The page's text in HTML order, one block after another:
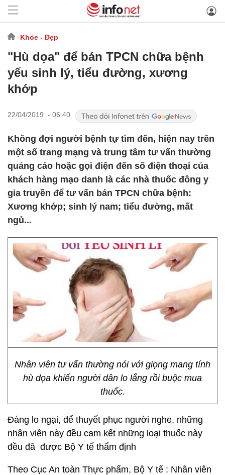
Khỏe - Đẹp
"Hù dọa" để bán TPCN chữa bệnh
yếu sinh lý, tiểu đường, xương
khớp
22/04/2019 - 06:40
Không đợi người bệnh tự tìm đến, hiện nay trên
một số trang mạng và trung tâm tư vấn thường
quảng cáo hoặc gọi điện đến số điện thoại của
khách hàng mạo danh là các nhà thuốc đông y
gia truyền để tư vấn bán TPCN chữa bệnh:
Xương khớp; sinh lý nam; tiểu đường, mất
ngủ...
Nhân viên tư vấn thường nói với giọng mang tính
hù dọa khiến người dân lo lắng rồi buộc mua
thuốc.
Đáng lo ngại, để thuyết phục người nghe, những
nhân viên này đều cam kết những loại thuốc này
đều đã được Bộ Y tế thẩm định
Theo Cục An toàn Thực phẩm, Bộ Y tế : Nhân viên